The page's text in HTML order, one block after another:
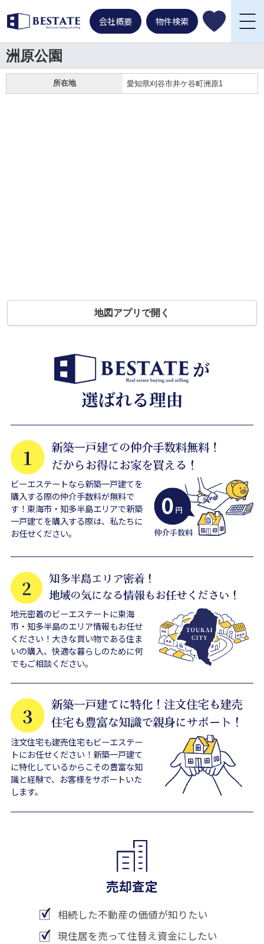
会社概要 物件検索
洲原公園
所在地 愛知県刈谷市井ケ谷町洲原1
地図アプリで開く
ビーエステートなら新築一戸建てを
購入する際の仲介手数料が無料で
す！東海市・知多半島エリアで新築
一戸建てを購入する際は、私たちに
お任せください。
地元密着のビーエステートに東海
市・知多半島のエリア情報もお任せ
ください！大きな買い物である住ま
いの購入、快適な暮らしのために何
でもご相談ください。
注文住宅も建売住宅もビーエステー
トにお任せください！新築一戸建て
に特化しているからこその豊富な知
識と経験で、お客様をサポートいた
します。
売却査定
相続した不動産の価値が知りたい
現住居を売って住替え資金にしたい